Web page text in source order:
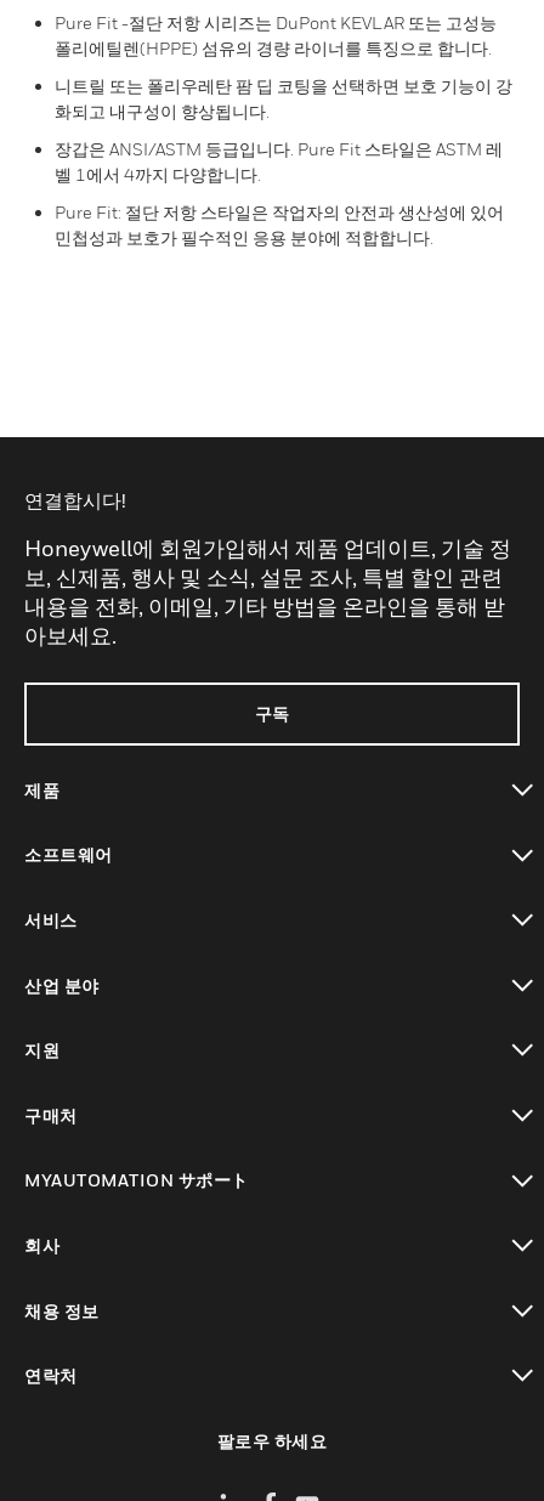
Pure Fit -절단 저항 시리즈는 DuPont KEVLAR 또는 고성능
폴리에틸렌(HPPE) 섬유의 경량 라이너를 특징으로 합니다.
니트릴 또는 폴리우레탄 팜 딥 코팅을 선택하면 보호 기능이 강
화되고 내구성이 향상됩니다.
장갑은 ANSI/ASTM 등급입니다. Pure Fit 스타일은 ASTM 레
벨 1에서 4까지 다양합니다.
Pure Fit: 절단 저항 스타일은 작업자의 안전과 생산성에 있어
민첩성과 보호가 필수적인 응용 분야에 적합합니다.
연결합시다!
Honeywell에 회원가입해서 제품 업데이트, 기술 정
보, 신제품, 행사 및 소식, 설문 조사, 특별 할인 관련
내용을 전화, 이메일, 기타 방법을 온라인을 통해 받
아보세요.
구독
제품
소프트웨어
서비스
산업 분야
지원
구매처
MYAUTOMATION サポート
회사
채용 정보
연락처
팔로우 하세요